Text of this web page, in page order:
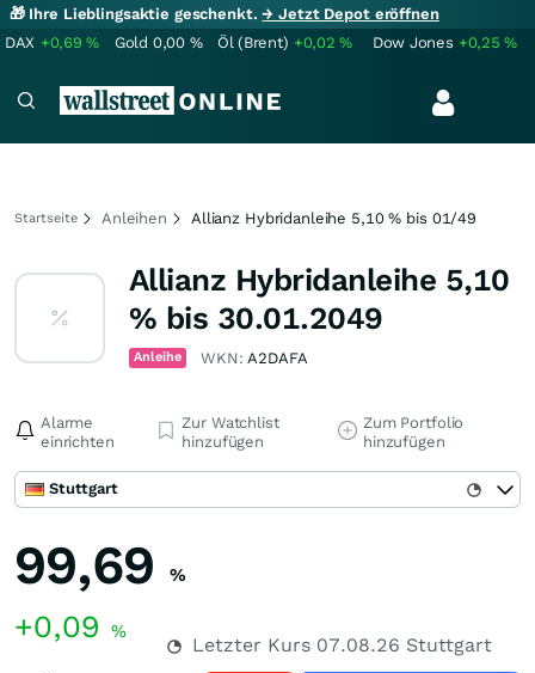
🎁 Ihre Lieblingsaktie geschenkt.→ Jetzt Depot eröffnen
DAX +0,69% Gold 0,00 % Öl (Brent) +0,02% Dow Jones +0,25%
Startseite Anleihen Allianz Hybridanleihe 5,10 % bis 01/49
Allianz Hybridanleihe 5,10
% bis 30.01.2049
Anleihe WKN:A2DAFA
Alarme
einrichten
Zur Watchlist
hinzufügen
Zum Portfolio
hinzufügen
Stuttgart
99,69 %
+0,09 %
Letzter Kurs 07.08.26 Stuttgart